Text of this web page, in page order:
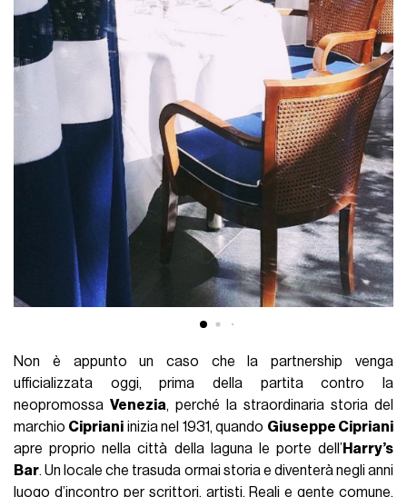
Non è appunto un caso che la partnership venga
ufficializzata oggi, prima della partita contro la
neopromossaVenezia, perché la straordinaria storia del
marchio Cipriani inizia nel 1931, quando Giuseppe Cipriani
apre proprio nella città della laguna le porte dell’ Harry’s
Bar. Un locale che trasuda ormai storia e diventerà negli anni
luogo d’incontro per scrittori, artisti, Reali e gente comune.